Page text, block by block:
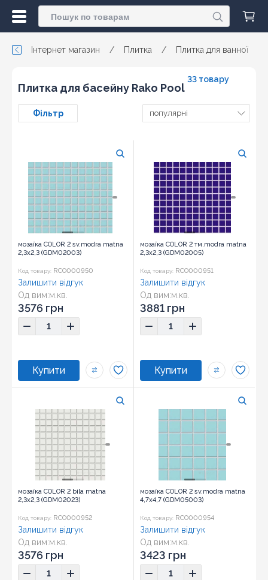
Інтернет магазин / Плитка / Плитка для ванної
Плитка для басейну Rako Pool
33 товару
Фільтр популярні
мозаїка COLOR 2 sv.modra matna
2,3x2,3 (GDM02003)
Код товару: RCO000950
Од вим:м.кв.
Розмір:29,7x29,7
Залишити відгук
3576 грн
мозаїка COLOR 2 тм.modra matna
2,3x2,3 (GDM02005)
Код товару: RCO000951
Од вим:м.кв.
Розмір:29,7x29,7
Залишити відгук
3881 грн
мозаїка COLOR 2 bila matna
2,3x2,3 (GDM02023)
Код товару: RCO000952
Од вим:м.кв.
Розмір:29,7x29,7
Залишити відгук
3576 грн
мозаїка COLOR 2 sv.modra matna
4,7x4,7 (GDM05003)
Код товару: RCO000954
Од вим:м.кв.
Розмір:29,7x29,7
Залишити відгук
3423 грн